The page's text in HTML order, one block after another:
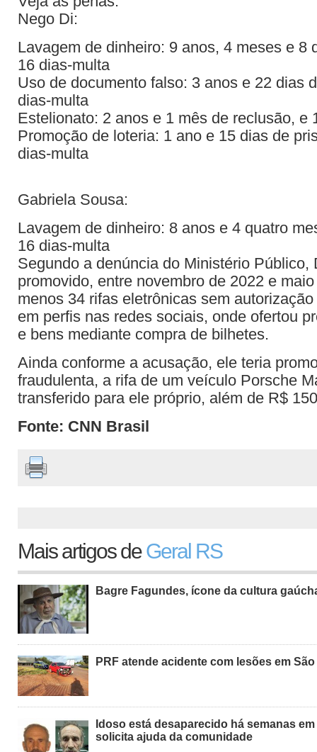
Nego Di:
Lavagem de dinheiro: 9 anos, 4 meses e 8
16 dias-multa
Uso de documento falso: 3 anos e 22 dias
dias-multa
Estelionato: 2 anos e 1 mês de reclusão, e
Promoção de loteria: 1 ano e 15 dias de
dias-multa
Gabriela Sousa:
Lavagem de dinheiro: 8 anos e 4 quatro
16 dias-multa
Segundo a denúncia do Ministério Público,
promovido, entre novembro de 2022 e
menos 34 rifas eletrônicas sem
em perfis nas redes sociais, onde ofertou
e bens mediante compra de bilhetes.
Ainda conforme a acusação, ele teria
fraudulenta, a rifa de um veículo Porsche
transferido para ele próprio, além de R$
Fonte: CNN Brasil
Mais artigos deGeral RS
Bagre Fagundes, ícone da cultura
PRF atende acidente com lesões em
Idoso está desaparecido há semanas
solicita ajuda da comunidade